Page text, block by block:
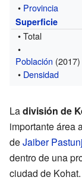
• Provincia
Superficie
• Total
•
Población (2017)
• Densidad
Ladivisión de
importante área
deJaiber
dentro de una
ciudad de Kohat.